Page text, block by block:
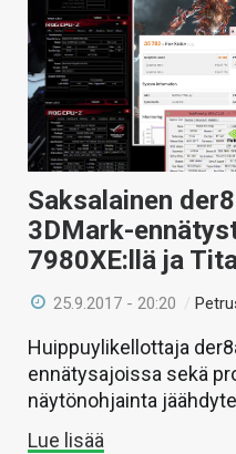
Saksalainen
3DMark-
7980XE:llä ja
25.9.2017 - 20:20 /
Huippuylikellottaja
ennätysajoissa sekä
näytönohjainta
Lue lisää